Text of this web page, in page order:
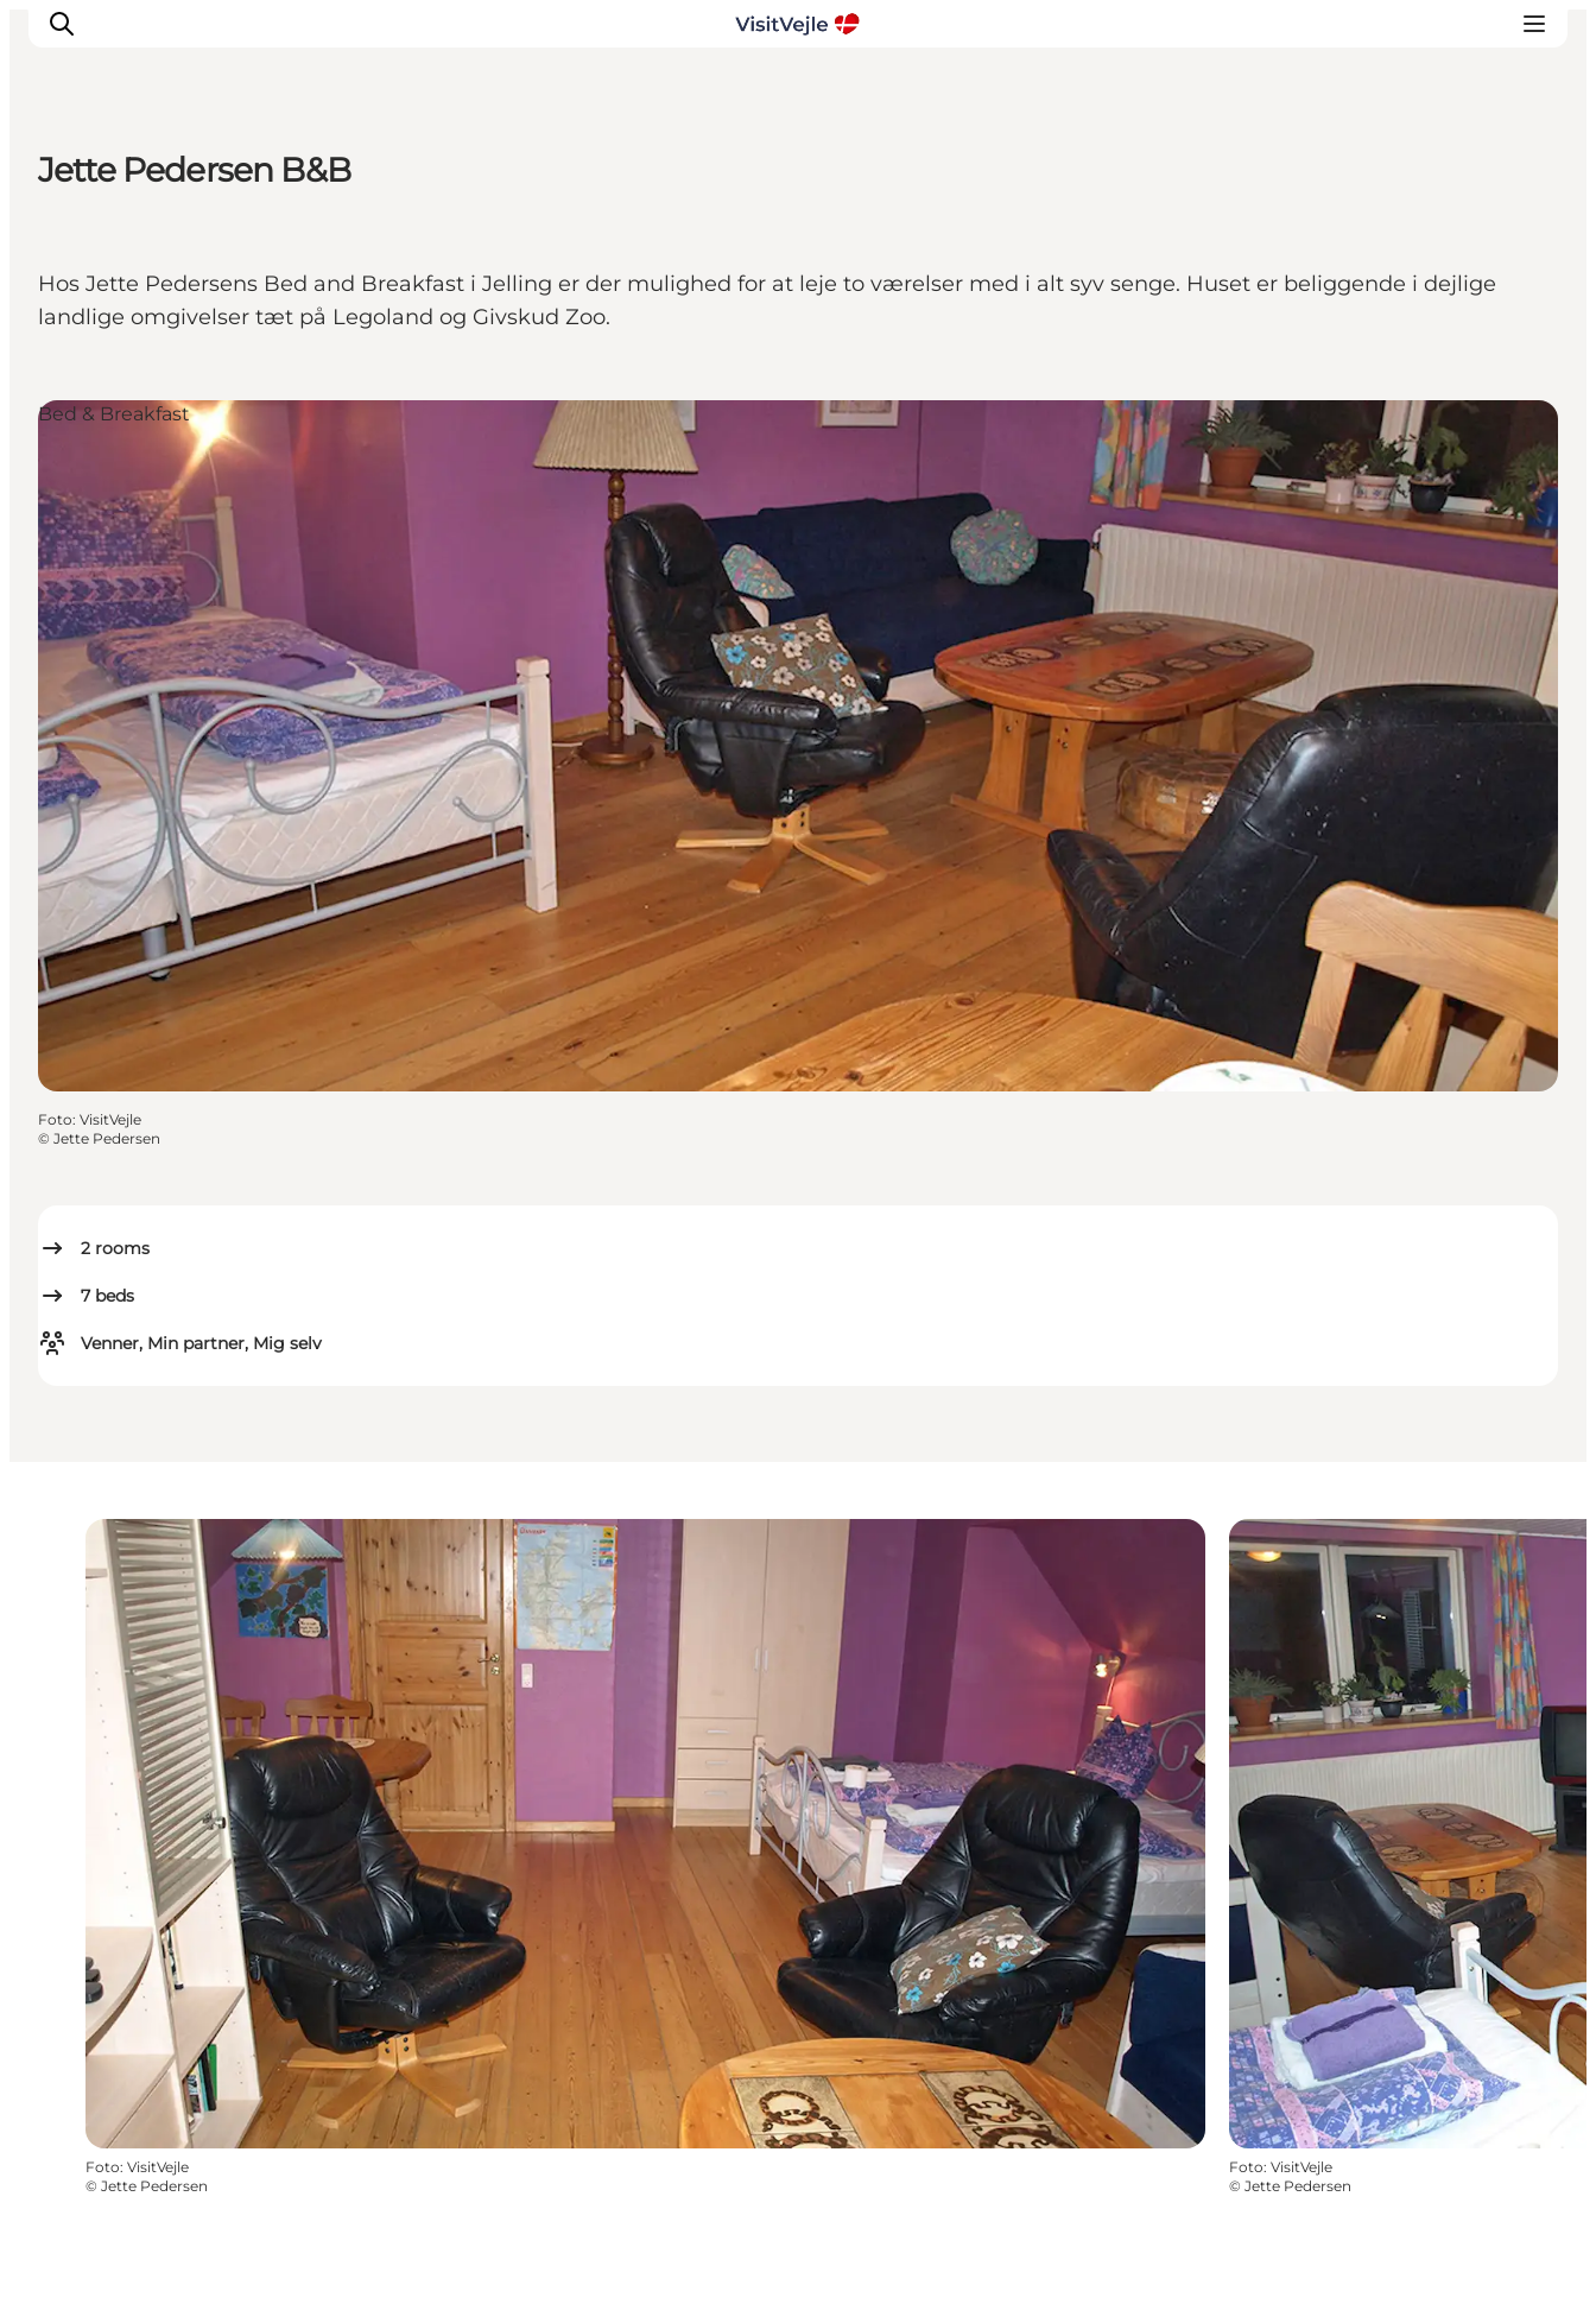
Planlæg dit besøg
Inspiration
Jette Pedersen B&B
Hos Jette Pedersens Bed and Breakfast i Jelling er der mulighed for at leje to værelser med i alt syv senge. Huset er beliggende i dejlige
landlige omgivelser tæt på Legoland og Givskud Zoo.
2 rooms
7 beds
Venner, Min partner, Mig selv
Bed & Breakfast
Foto: VisitVejle
© Jette Pedersen
Foto: VisitVejle
© Jette Pedersen
Foto: VisitVejle
© Jette Pedersen